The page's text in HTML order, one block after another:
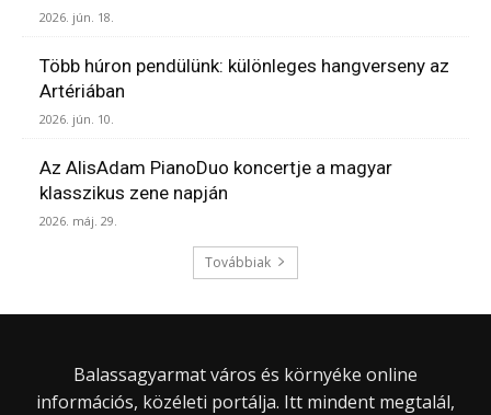
2026. jún. 18.
Több húron pendülünk: különleges hangverseny az
Artériában
2026. jún. 10.
Az AlisAdam PianoDuo koncertje a magyar
klasszikus zene napján
2026. máj. 29.
Továbbiak
Balassagyarmat város és környéke online
információs, közéleti portálja. Itt mindent megtalál,